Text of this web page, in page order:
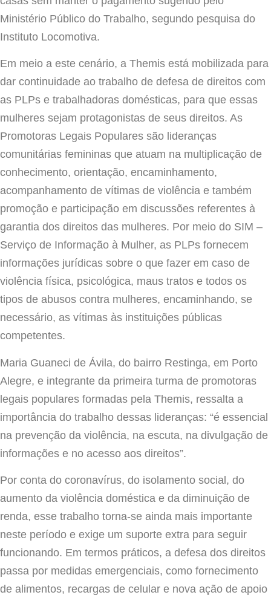
Ministério Público do Trabalho, segundo pesquisa do
Instituto Locomotiva.
Em meio a este cenário, a Themis está mobilizada para
dar continuidade ao trabalho de defesa de direitos com
as PLPs e trabalhadoras domésticas, para que essas
mulheres sejam protagonistas de seus direitos. As
Promotoras Legais Populares são lideranças
comunitárias femininas que atuam na multiplicação de
conhecimento, orientação, encaminhamento,
acompanhamento de vítimas de violência e também
promoção e participação em discussões referentes à
garantia dos direitos das mulheres. Por meio do SIM –
Serviço de Informação à Mulher, as PLPs fornecem
informações jurídicas sobre o que fazer em caso de
violência física, psicológica, maus tratos e todos os
tipos de abusos contra mulheres, encaminhando, se
necessário, as vítimas às instituições públicas
competentes.
Maria Guaneci de Ávila, do bairro Restinga, em Porto
Alegre, e integrante da primeira turma de promotoras
legais populares formadas pela Themis, ressalta a
importância do trabalho dessas lideranças: “é essencial
na prevenção da violência, na escuta, na divulgação de
informações e no acesso aos direitos”.
Por conta do coronavírus, do isolamento social, do
aumento da violência doméstica e da diminuição de
renda, esse trabalho torna-se ainda mais importante
neste período e exige um suporte extra para seguir
funcionando. Em termos práticos, a defesa dos direitos
passa por medidas emergenciais, como fornecimento
de alimentos, recargas de celular e nova ação de apoio